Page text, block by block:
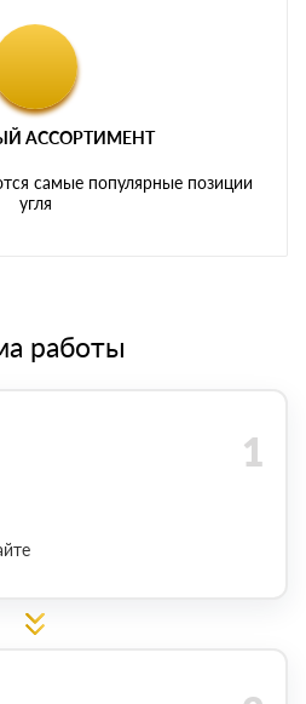
АССОРТИМЕНТ
самые популярные позиции
угля
работы